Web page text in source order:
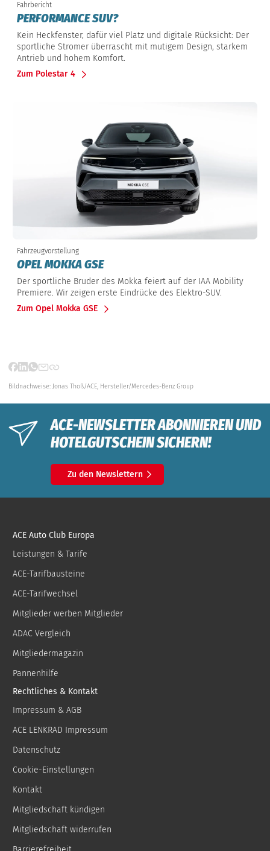
Fahrbericht
PERFORMANCE SUV?
Kein Heckfenster, dafür viel Platz und digitale Rücksicht: Der
sportliche Stromer überrascht mit mutigem Design, starkem
Antrieb und hohem Komfort.
Zum Polestar 4
Fahrzeugvorstellung
OPEL MOKKA GSE
Der sportliche Bruder des Mokka feiert auf der IAA Mobility
Premiere. Wir zeigen erste Eindrücke des Elektro-SUV.
Zum Opel Mokka GSE
Bildnachweise: Jonas Thoß/ACE, Hersteller/Mercedes-Benz Group
ACE-NEWSLETTER ABONNIEREN UND
HOTELGUTSCHEIN SICHERN!
Zu den Newslettern
ACE Auto Club Europa
Leistungen & Tarife
ACE-Tarifbausteine
ACE-Tarifwechsel
Mitglieder werben Mitglieder
ADAC Vergleich
Mitgliedermagazin
Pannenhilfe
Rechtliches & Kontakt
Impressum & AGB
ACE LENKRAD Impressum
Datenschutz
Cookie-Einstellungen
Kontakt
Mitgliedschaft kündigen
Mitgliedschaft widerrufen